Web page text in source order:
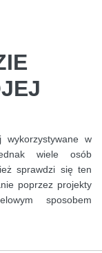
wykorzystywane w
wiele osób
sprawdzi się ten
poprzez projekty
sposobem